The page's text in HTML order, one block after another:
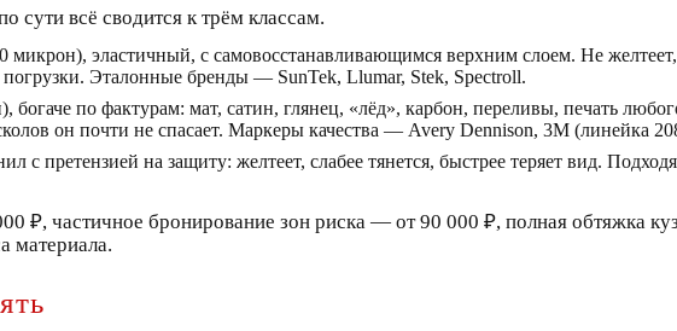
сути всё сводится к трём классам.
микрон), эластичный, с самовосстанавливающимся верхним слоем. Не
Эталонные бренды — SunTek, Llumar, Stek, Spectroll.
богаче по фактурам: мат, сатин, глянец, «лёд», карбон, переливы, печать
он почти не спасает. Маркеры качества — Avery Dennison, 3M (линейка
с претензией на защиту: желтеет, слабее тянется, быстрее теряет вид.
₽, частичное бронирование зон риска — от 90 000 ₽, полная обтяжка
материала.